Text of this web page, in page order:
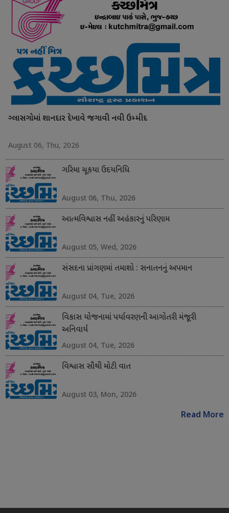
ગ્લાસગોમાં શાનદાર દેખાવે જગાવી નવી ઉમ્મીદ
August 06, Thu, 2026
ગરિમા ચૂકયા ઉદયનિધિ
August 06, Thu, 2026
આત્મવિશ્વાસ નહીં અહંકારનું પરિણામ
August 05, Wed, 2026
સંસદના પ્રાંગણમાં તમાશો : સનાતનનું અપમાન
August 04, Tue, 2026
વિકાસ યોજનામાં પર્યાવરણની આગોતરી મંજૂરી
અનિવાર્ય
August 04, Tue, 2026
વિશ્વાસ સૌથી મોટી વાત
August 03, Mon, 2026
Read More